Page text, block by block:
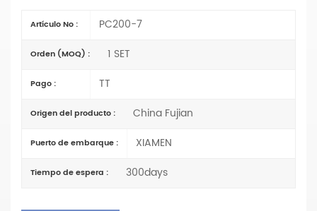
Artículo No : PC200-7
Orden (MOQ) : 1 SET
Pago : TT
Origen del producto : China Fujian
Puerto de embarque : XIAMEN
Tiempo de espera : 300days